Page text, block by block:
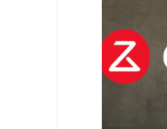
Thời gian hoạt động
Công suất